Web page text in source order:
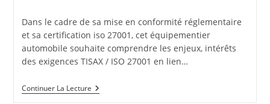
Dans le cadre de sa mise en conformité réglementaire
et sa certification iso 27001, cet équipementier
automobile souhaite comprendre les enjeux, intérêts
des exigences TISAX / ISO 27001 en lien…
Continuer La Lecture2021-
04-